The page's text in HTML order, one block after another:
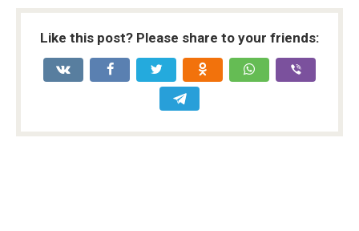
Like this post? Please share to your friends: